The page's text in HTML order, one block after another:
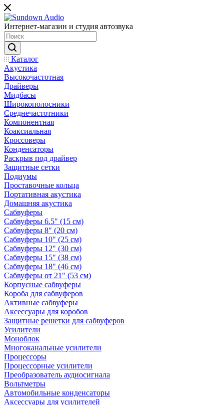
Интернет-магазин и студия автозвука
Каталог
Акустика
Высокочастотная
Драйверы
Мидбасы
Широкополосники
Среднечастотники
Компонентная
Коаксиальная
Кроссоверы
Конденсаторы
Раскрыв под драйвер
Защитные сетки
Подиумы
Проставочные кольца
Портативная акустика
Домашняя акустика
Сабвуферы
Сабвуферы 6.5" (15 см)
Сабвуферы 8" (20 см)
Сабвуферы 10" (25 см)
Сабвуферы 12" (30 см)
Сабвуферы 15" (38 см)
Сабвуферы 18" (46 см)
Сабвуферы от 21" (53 см)
Корпусные сабвуферы
Короба для сабвуферов
Активные сабвуферы
Аксессуары для коробов
Защитные решетки для сабвуферов
Усилители
Моноблок
Многоканальные усилители
Процессоры
Процессорные усилители
Преобразователь аудиосигнала
Вольтметры
Автомобильные конденсаторы
Аксессуары для усилителей